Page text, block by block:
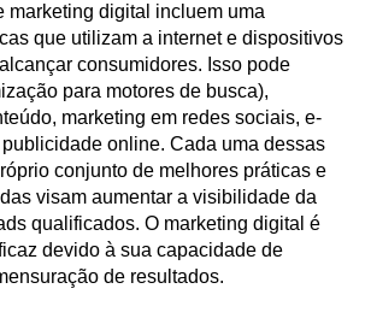
marketing digital incluem uma
que utilizam a internet e dispositivos
consumidores. Isso pode
para motores de busca),
marketing em redes sociais, e-
online. Cada uma dessas
conjunto de melhores práticas e
visam aumentar a visibilidade da
qualificados. O marketing digital é
devido à sua capacidade de
de resultados.